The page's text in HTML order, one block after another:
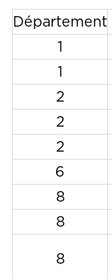
Département
1
1
2
2
2
6
8
8
8